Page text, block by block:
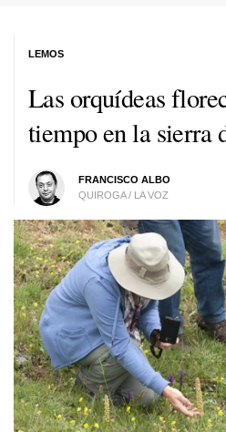
Las orquídeas
tiempo en la sierra
FRANCISCO ALBO
QUIROGA / LA VOZ
LEMOS